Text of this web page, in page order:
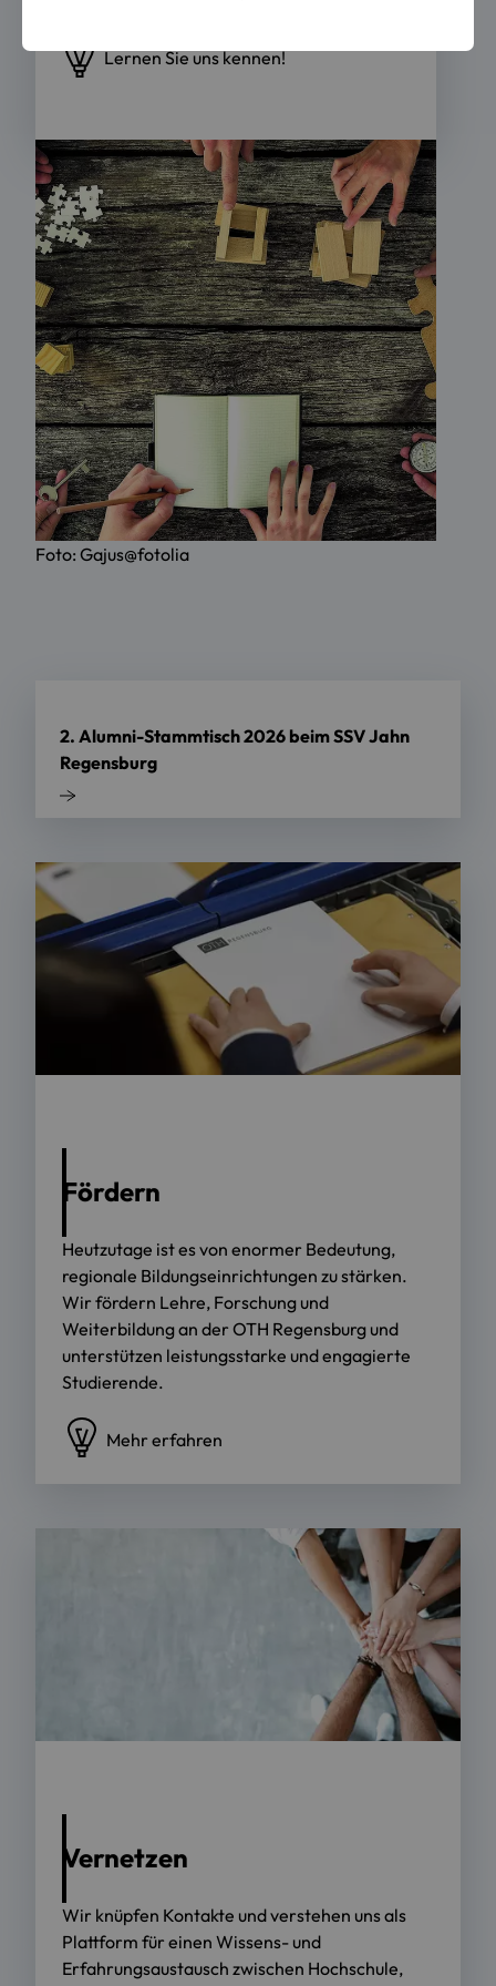
Lernen Sie uns kennen!
Foto: Gajus@fotolia
2. Alumni-Stammtisch 2026 beim SSV Jahn
Regensburg
Fördern
Heutzutage ist es von enormer Bedeutung,
regionale Bildungseinrichtungen zu stärken.
Wir fördern Lehre, Forschung und
Weiterbildung an der OTH Regensburg und
unterstützen leistungsstarke und engagierte
Studierende.
Mehr erfahren
Vernetzen
Wir knüpfen Kontakte und verstehen uns als
Plattform für einen Wissens- und
Erfahrungsaustausch zwischen Hochschule,